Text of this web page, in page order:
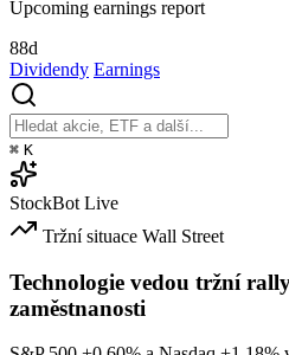
Upcoming earnings report
88d
Dividendy Earnings
⌘ K
StockBot Live
Tržní situace Wall Street
Technologie vedou tržní
zaměstnanosti